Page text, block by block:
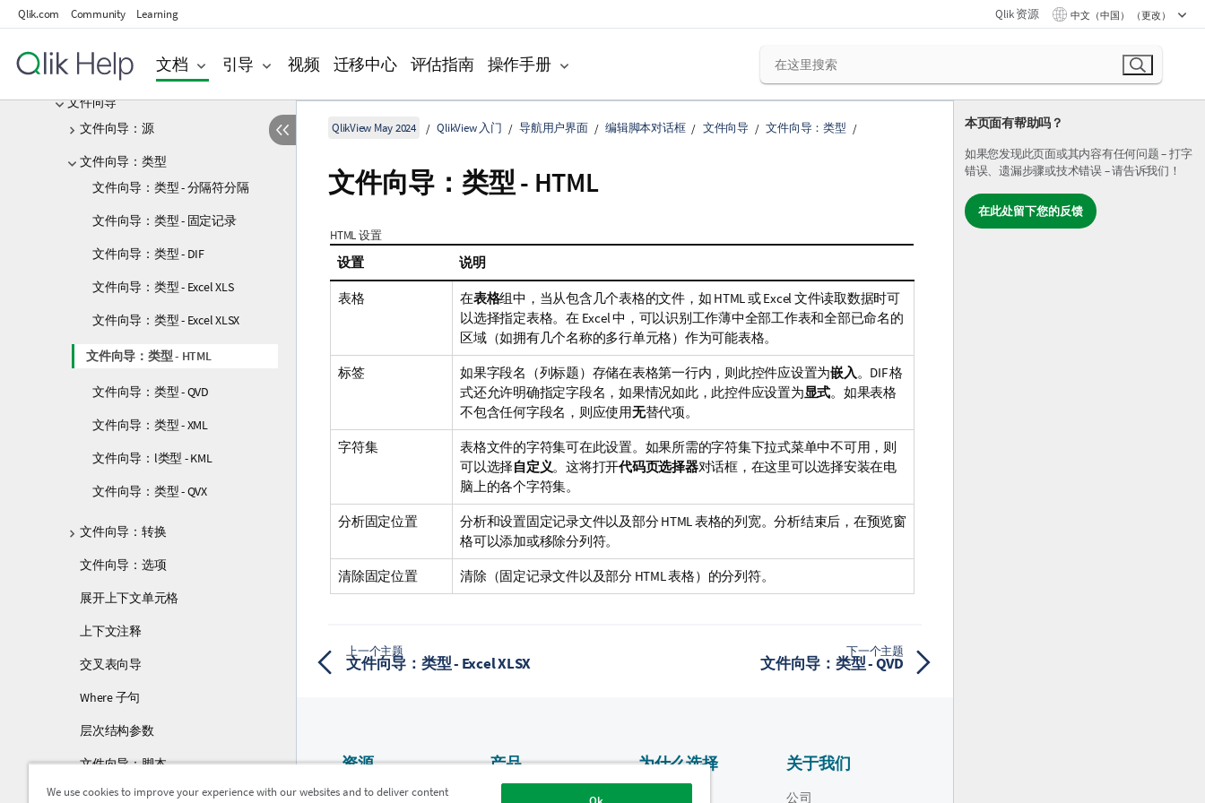
Qlik.com Community Learning Qlik 资源 中文（中国） （更改）
文档 引导 视频 迁移中心 评估指南 操作手册
访问限制表格向导
文件向导
文件向导：源
文件向导：类型
文件向导：类型 - 分隔符分隔
文件向导：类型 - 固定记录
文件向导：类型 - DIF
文件向导：类型 - Excel XLS
文件向导：类型 - Excel XLSX
文件向导：类型 - HTML
文件向导：类型 - QVD
文件向导：类型 - XML
文件向导：l类型 - KML
文件向导：类型 - QVX
文件向导：转换
文件向导：选项
展开上下文单元格
上下文注释
交叉表向导
Where 子句
层次结构参数
文件向导：脚本
调试器
本页面有帮助吗？
如果您发现此页面或其内容有任何问题 – 打字
错误、遗漏步骤或技术错误 – 请告诉我们！
在此处留下您的反馈
QlikView May 2024 QlikView 入门 导航用户界面 编辑脚本对话框 文件向导 文件向导：类型
文件向导：类型 - HTML
HTML 设置
设置 说明
表格 在表格组中，当从包含几个表格的文件，如 HTML 或 Excel 文件读取数据时可
以选择指定表格。在 Excel 中，可以识别工作薄中全部工作表和全部已命名的
区域（如拥有几个名称的多行单元格）作为可能表格。
标签 如果字段名（列标题）存储在表格第一行内，则此控件应设置为嵌入。DIF 格
式还允许明确指定字段名，如果情况如此，此控件应设置为显式。如果表格
不包含任何字段名，则应使用无替代项。
字符集
表格文件的字符集可在此设置。如果所需的字符集下拉式菜单中不可用，则
可以选择自定义。这将打开代码页选择器对话框，在这里可以选择安装在电
脑上的各个字符集。
分析固定位置
分析和设置固定记录文件以及部分 HTML 表格的列宽。分析结束后，在预览窗
格可以添加或移除分列符。
清除固定位置 清除（固定记录文件以及部分 HTML 表格）的分列符。
上一个主题
文件向导：类型 - Excel XLSX
下一个主题
文件向导：类型 - QVD
资源
Qlik 帮助视频
产品
为什么选择
Qlik？
关于我们
公司
We use cookies to improve your experience with our websites and to deliver content